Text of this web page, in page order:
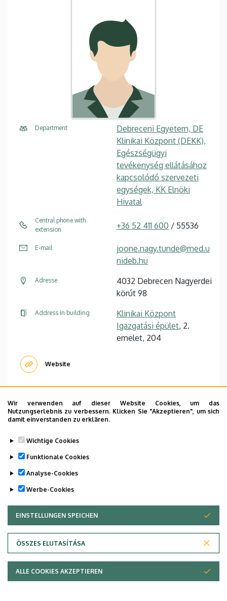
Wir verwenden auf dieser Website Cookies, um das
Nutzungserlebnis zu verbessern. Klicken Sie "Akzeptieren", um sich
damit einverstanden zu erklären.
Wichtige Cookies
Funktionale Cookies
Analyse-Cookies
Werbe-Cookies
EINSTELLUNGEN SPEICHEN
ÖSSZES ELUTASÍTÁSA
ZUSTIMMUNG ZURÜCKZIEHEN
ALLE COOKIES AKZEPTIEREN
Department
Debreceni Egyetem, DE
Klinikai Központ (DEKK),
Egészségügyi
tevékenység ellátásához
kapcsolódó szervezeti
egységek, KK Elnöki
Hivatal
Central phone with
extension
+36 52 411 600 / 55536
E-mail
joone.nagy.tunde@med.u
nideb.hu
Adresse
4032 Debrecen Nagyerdei
körút 98
Address in building
Klinikai Központ
Igazgatási épület, 2.
emelet, 204
Website
dr. Juhász Ágotaügyvivő-szakértő (jogász)